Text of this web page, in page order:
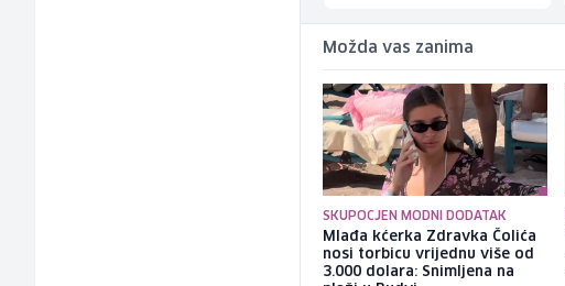
Možda vas zanima
SKUPOCJEN MODNI DODATAK
Mlađa kćerka Zdravka Čolića
nosi torbicu vrijednu više od
3.000 dolara: Snimljena na